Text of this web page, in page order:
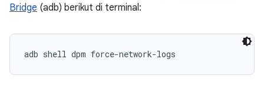
Bridge (adb) berikut di terminal:
adb shell dpm force-network-logs